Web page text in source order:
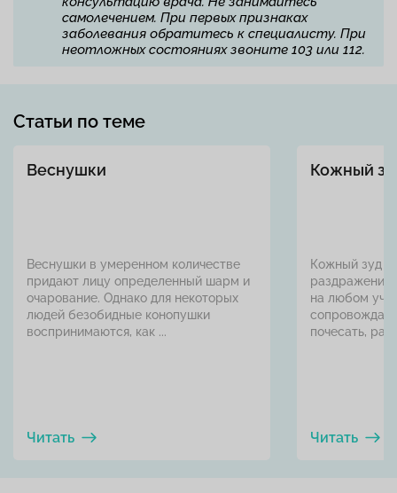
самолечением. При первых признаках
заболевания обратитесь к специалисту. При
неотложных состояниях звоните 103 или 112.
Статьи по теме
Веснушки
Веснушки в умеренном количестве
придают лицу определенный шарм и
очарование. Однако для некоторых
людей безобидные конопушки
воспринимаются, как ...
Читать
Кожный
Кожный зуд
на любом
почесать,
Читать